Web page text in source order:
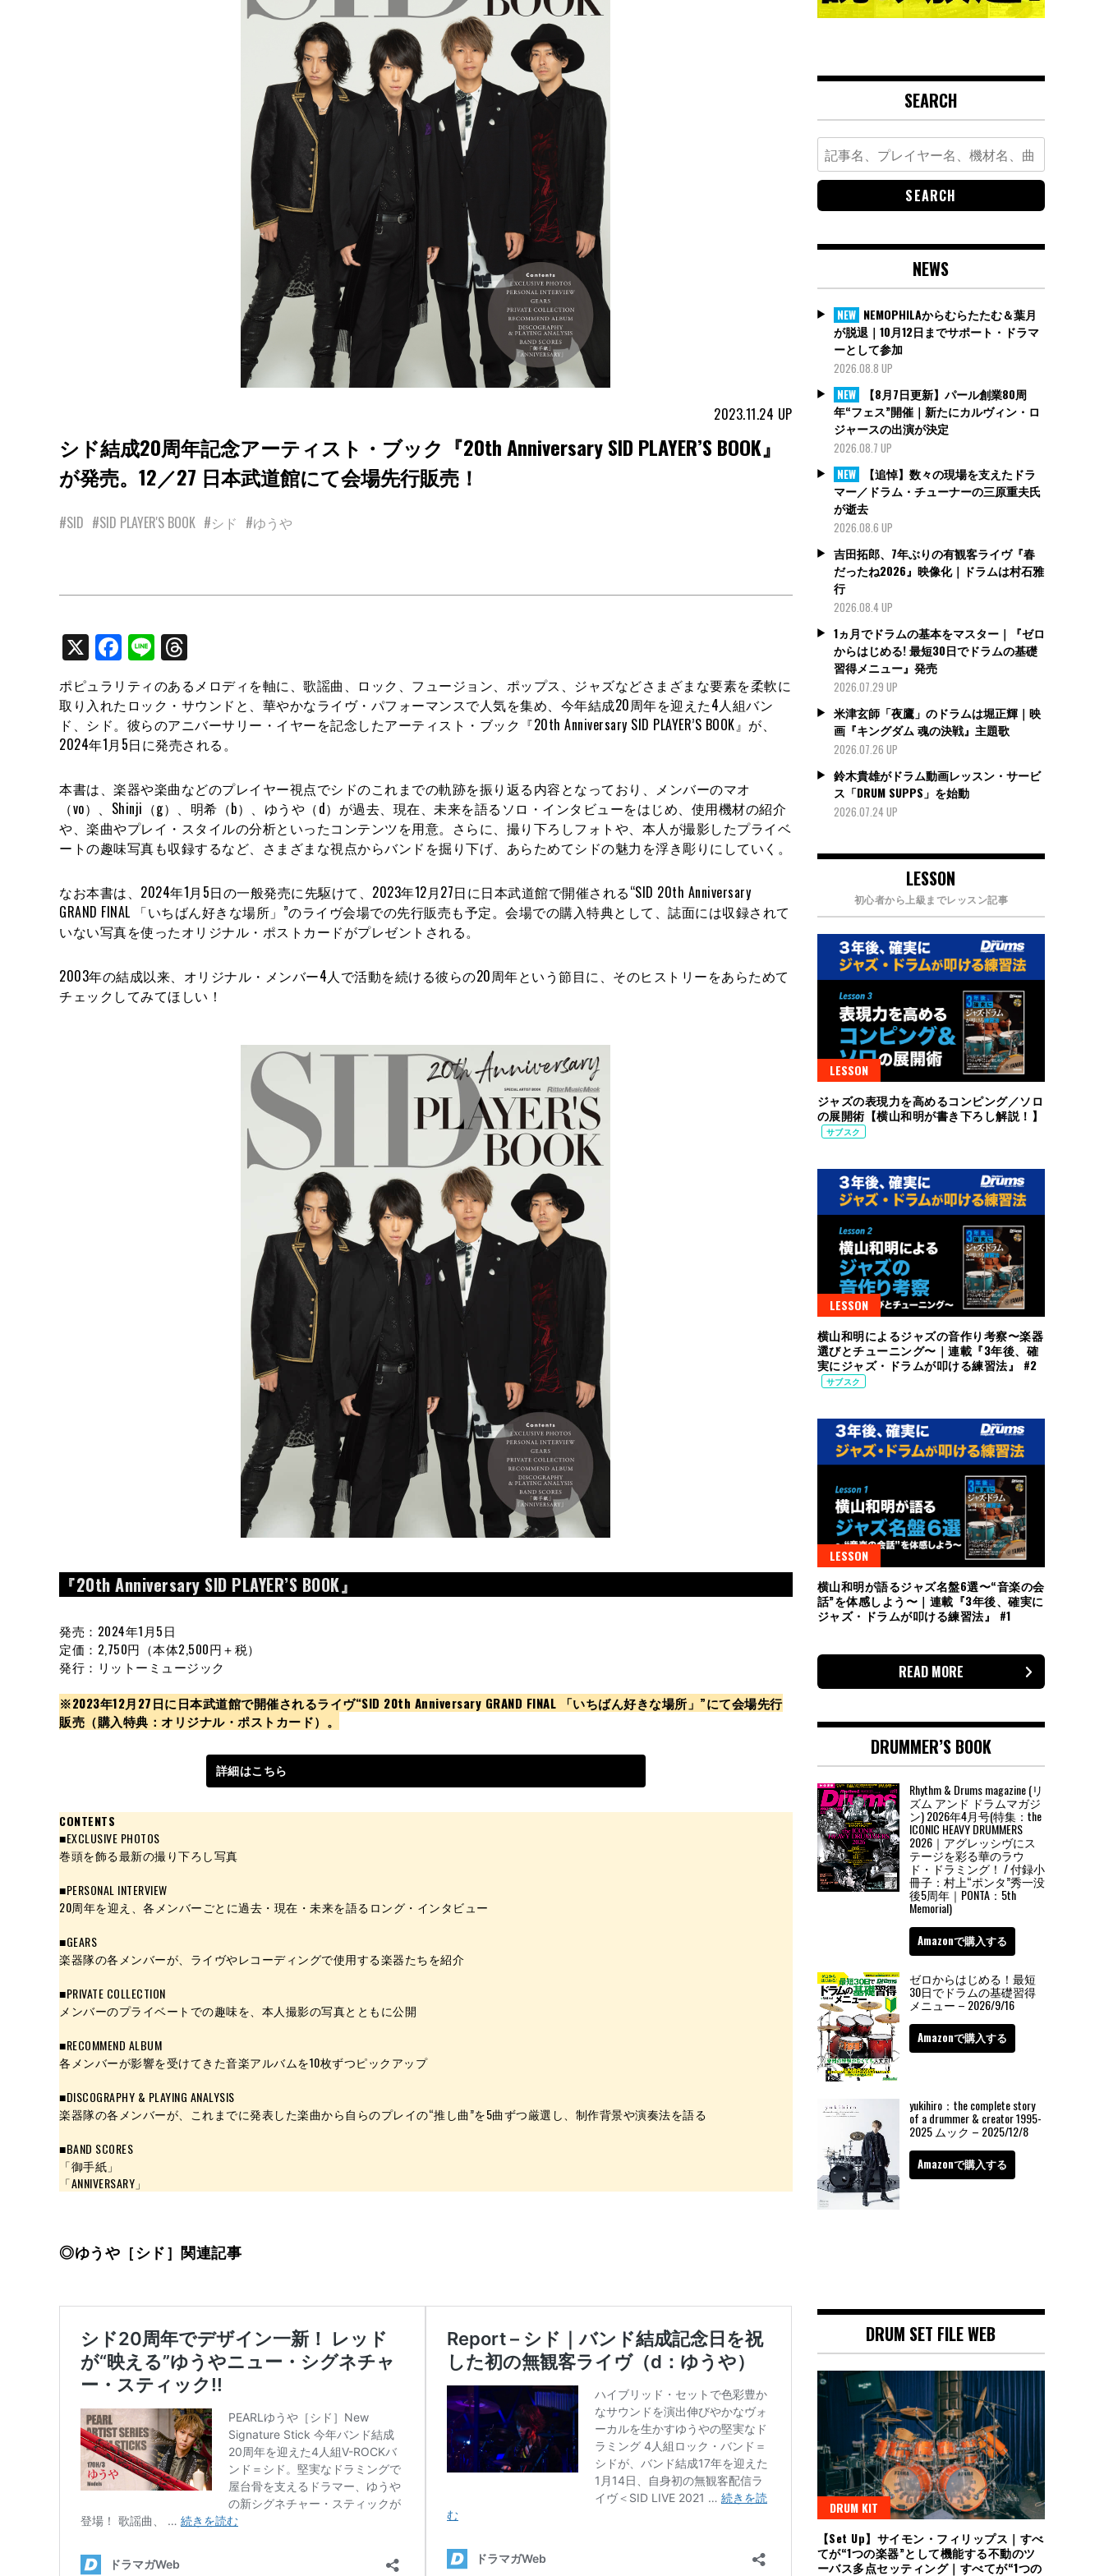
2023.11.24 UP
シド結成20周年記念アーティスト・ブック『20th Anniversary SID PLAYER’S BOOK』
が発売。12／27 日本武道館にて会場先行販売！
#SID #SID PLAYER'S BOOK #シド #ゆうや
X Facebook
Line
ポピュラリティのあるメロディを軸に、歌謡曲、ロック、フュージョン、ポップス、ジャズなどさまざまな要素を柔軟に
取り入れたロック・サウンドと、華やかなライヴ・パフォーマンスで人気を集め、今年結成20周年を迎えた4人組バン
ド、シド。彼らのアニバーサリー・イヤーを記念したアーティスト・ブック『20th Anniversary SID PLAYER’S BOOK』が、
2024年1月5日に発売される。
本書は、楽器や楽曲などのプレイヤー視点でシドのこれまでの軌跡を振り返る内容となっており、メンバーのマオ
（vo）、Shinji（g）、明希（b）、ゆうや（d）が過去、現在、未来を語るソロ・インタビューをはじめ、使用機材の紹介
や、楽曲やプレイ・スタイルの分析といったコンテンツを用意。さらに、撮り下ろしフォトや、本人が撮影したプライベ
ートの趣味写真も収録するなど、さまざまな視点からバンドを掘り下げ、あらためてシドの魅力を浮き彫りにしていく。
なお本書は、2024年1月5日の一般発売に先駆けて、2023年12月27日に日本武道館で開催される“SID 20th Anniversary
GRAND FINAL 「いちばん好きな場所」”のライヴ会場での先行販売も予定。会場での購入特典として、誌面には収録されて
いない写真を使ったオリジナル・ポストカードがプレゼントされる。
2003年の結成以来、オリジナル・メンバー4人で活動を続ける彼らの20周年という節目に、そのヒストリーをあらためて
チェックしてみてほしい！
『20th Anniversary SID PLAYER’S BOOK』
発売：2024年1月5日
定価：2,750円（本体2,500円＋税）
発行：リットーミュージック
※2023年12月27日に日本武道館で開催されるライヴ“SID 20th Anniversary GRAND FINAL 「いちばん好きな場所」”にて会場先行
販売（購入特典：オリジナル・ポストカード）。
詳細はこちら
CONTENTS
■EXCLUSIVE PHOTOS
巻頭を飾る最新の撮り下ろし写真
■PERSONAL INTERVIEW
20周年を迎え、各メンバーごとに過去・現在・未来を語るロング・インタビュー
■GEARS
楽器隊の各メンバーが、ライヴやレコーディングで使用する楽器たちを紹介
■PRIVATE COLLECTION
メンバーのプライベートでの趣味を、本人撮影の写真とともに公開
■RECOMMEND ALBUM
各メンバーが影響を受けてきた音楽アルバムを10枚ずつピックアップ
■DISCOGRAPHY & PLAYING ANALYSIS
楽器隊の各メンバーが、これまでに発表した楽曲から自らのプレイの“推し曲”を5曲ずつ厳選し、制作背景や演奏法を語る
■BAND SCORES
「御手紙」
「ANNIVERSARY」
◎ゆうや［シド］関連記事
SEARCH
Search
for:
NEWS
NEW NEMOPHILAからむらたたむ＆葉月
が脱退｜10月12日までサポート・ドラマ
ーとして参加
2026.08.8 UP
NEW
【8月7日更新】パール創業80周
年“フェス”開催｜新たにカルヴィン・ロ
ジャースの出演が決定
2026.08.7 UP
NEW
【追悼】数々の現場を支えたドラ
マー／ドラム・チューナーの三原重夫氏
が逝去
2026.08.6 UP
吉田拓郎、7年ぶりの有観客ライヴ『春
だったね2026』映像化｜ドラムは村石雅
行
2026.08.4 UP
1ヵ月でドラムの基本をマスター｜『ゼロ
からはじめる! 最短30日でドラムの基礎
習得メニュー』発売
2026.07.29 UP
米津玄師「夜鷹」のドラムは堀正輝｜映
画『キングダム 魂の決戦』主題歌
2026.07.26 UP
鈴木貴雄がドラム動画レッスン・サービ
ス「DRUM SUPPS」を始動
2026.07.24 UP
LESSON
初心者から上級までレッスン記事
LESSON
ジャズの表現力を高めるコンピング／ソロ
の展開術【横山和明が書き下ろし解説！】
サブスク
LESSON
横山和明によるジャズの音作り考察〜楽器
選びとチューニング〜｜連載『3年後、確
実にジャズ・ドラムが叩ける練習法』 #2
サブスク
LESSON
横山和明が語るジャズ名盤6選〜“音楽の会
話”を体感しよう〜｜連載『3年後、確実に
ジャズ・ドラムが叩ける練習法』 #1
READ MORE
DRUMMER’S BOOK
Rhythm & Drums magazine (リ
ズム アンド ドラムマガジ
ン) 2026年4月号(特集：the
ICONIC HEAVY DRUMMERS
2026｜アグレッシヴにス
テージを彩る華のラウ
ド・ドラミング！ / 付録小
冊子：村上“ポンタ”秀一没
後5周年｜PONTA：5th
Memorial)
Amazonで購入する
ゼロからはじめる！最短
30日でドラムの基礎習得
メニュー – 2026/9/16
Amazonで購入する
yukihiro：the complete story
of a drummer & creator 1995-
2025 ムック – 2025/12/8
Amazonで購入する
DRUM SET FILE WEB
DRUM KIT
【Set Up】サイモン・フィリップス｜すべ
てが“1つの楽器”として機能する不動のツ
ーバス多点セッティング｜すべてが“1つの